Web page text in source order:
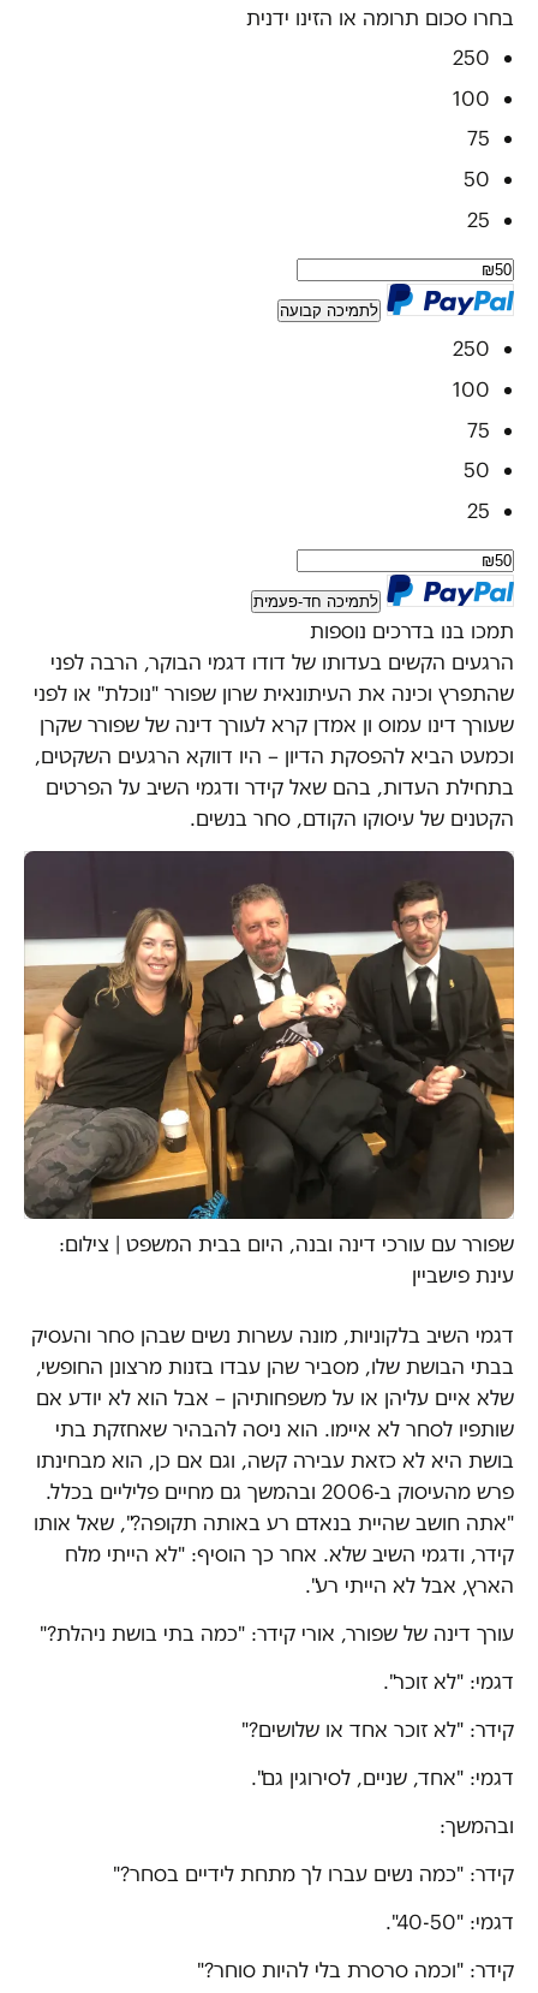
בחרו סכום תרומה או הזינו ידנית
250
100
75
50
25
לתמיכה קבועה
250
100
75
50
25
לתמיכה חד-פעמית
תמכו בנו בדרכים נוספות
הרגעים הקשים בעדותו של דודו דגמי הבוקר, הרבה לפני
שהתפרץ וכינה את העיתונאית שרון שפורר "נוכלת" או לפני
שעורך דינו עמוס ון אמדן קרא לעורך דינה של שפורר שקרן
וכמעט הביא להפסקת הדיון – היו דווקא הרגעים השקטים,
בתחילת העדות, בהם שאל קידר ודגמי השיב על הפרטים
הקטנים של עיסוקו הקודם, סחר בנשים.
שפורר עם עורכי דינה ובנה, היום בבית המשפט | צילום:
עינת פישביין
דגמי השיב בלקוניות, מונה עשרות נשים שבהן סחר והעסיק
בבתי הבושת שלו, מסביר שהן עבדו בזנות מרצונן החופשי,
שלא איים עליהן או על משפחותיהן – אבל הוא לא יודע אם
שותפיו לסחר לא איימו. הוא ניסה להבהיר שאחזקת בתי
בושת היא לא כזאת עבירה קשה, וגם אם כן, הוא מבחינתו
פרש מהעיסוק ב-2006 ובהמשך גם מחיים פליליים בכלל.
"אתה חושב שהיית בנאדם רע באותה תקופה?", שאל אותו
קידר, ודגמי השיב שלא. אחר כך הוסיף: "לא הייתי מלח
הארץ, אבל לא הייתי רע".
עורך דינה של שפורר, אורי קידר: "כמה בתי בושת ניהלת?"
דגמי: "לא זוכר".
קידר: "לא זוכר אחד או שלושים?"
דגמי: "אחד, שניים, לסירוגין גם".
ובהמשך:
קידר: "כמה נשים עברו לך מתחת לידיים בסחר?"
דגמי: "40-50".
קידר: "וכמה סרסרת בלי להיות סוחר?"